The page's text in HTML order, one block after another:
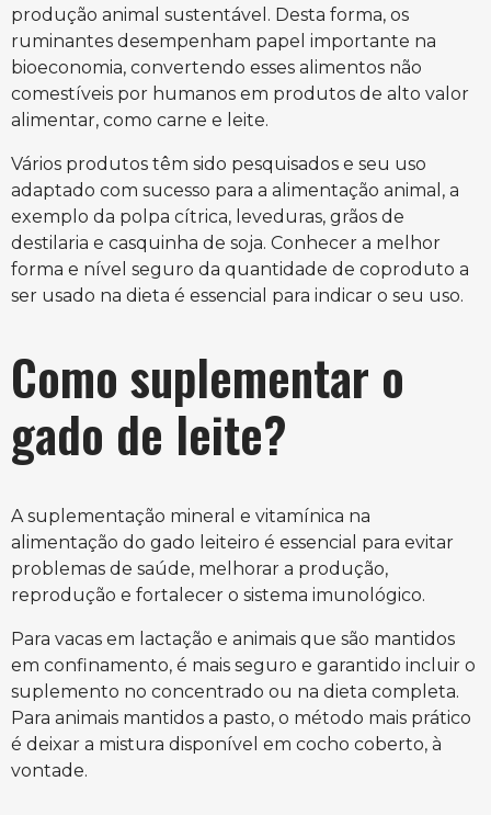
produção animal sustentável. Desta forma, os
ruminantes desempenham papel importante na
bioeconomia, convertendo esses alimentos não
comestíveis por humanos em produtos de alto valor
alimentar, como carne e leite.
Vários produtos têm sido pesquisados e seu uso
adaptado com sucesso para a alimentação animal, a
exemplo da polpa cítrica, leveduras, grãos de
destilaria e casquinha de soja. Conhecer a melhor
forma e nível seguro da quantidade de coproduto a
ser usado na dieta é essencial para indicar o seu uso.
Como suplementar o
gado de leite?
A suplementação mineral e vitamínica na
alimentação do gado leiteiro é essencial para evitar
problemas de saúde, melhorar a produção,
reprodução e fortalecer o sistema imunológico.
Para vacas em lactação e animais que são mantidos
em confinamento, é mais seguro e garantido incluir o
suplemento no concentrado ou na dieta completa.
Para animais mantidos a pasto, o método mais prático
é deixar a mistura disponível em cocho coberto, à
vontade.